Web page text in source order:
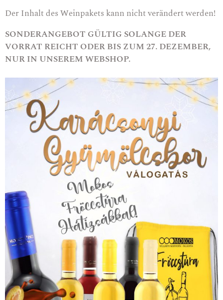
Der Inhalt des Weinpakets kann nicht verändert werden!
SONDERANGEBOT GÜLTIG SOLANGE DER
VORRAT REICHT ODER BIS ZUM 27. DEZEMBER,
NUR IN UNSEREM WEBSHOP.